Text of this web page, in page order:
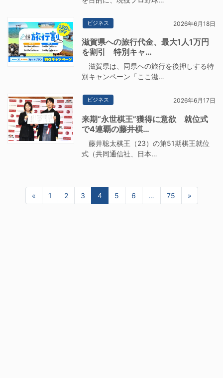
ビジネス 2026年6月18日
滋賀県への旅行代金、最大1人1万円
を割引 特別キャ…
滋賀県は、同県への旅行を後押しする特
別キャンペーン「ここ滋…
ビジネス 2026年6月17日
来期“永世棋王”獲得に意欲 就位式
で4連覇の藤井棋…
藤井聡太棋王（23）の第51期棋王就位
式（共同通信社、日本…
« 前へ1 2 3 4 5 6 … 75 »